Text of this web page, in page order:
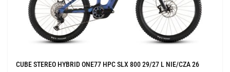
CUBE STEREO HYBRID ONE77 HPC SLX 800 29/27 L NIE/CZA 26